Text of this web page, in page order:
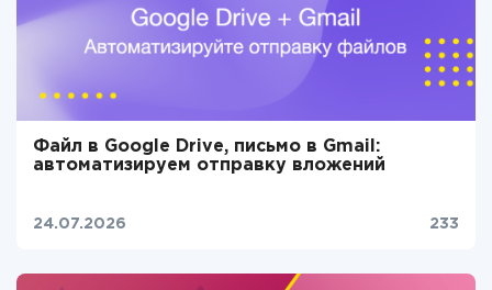
Файл в Google Drive, письмо в Gmail:
автоматизируем отправку вложений
24.07.2026 233